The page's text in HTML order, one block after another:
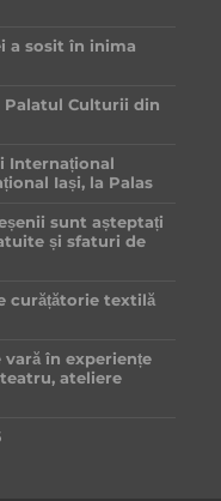
a sosit în inima
Palatul Culturii din
Internațional
Iași, la Palas
sunt așteptați
și sfaturi de
curățătorie textilă
în experiențe
ateliere